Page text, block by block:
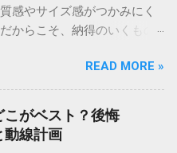
感やサイズ感がつかみにく
からこそ、納得のいくもの
ームです。 全国に展開する
イザーがあなたの暮らしに
くれます。事前の予約で待
きるため、今の住まいのお
お近くのショールームを検
READ MORE »
がベスト？後悔
動線計画